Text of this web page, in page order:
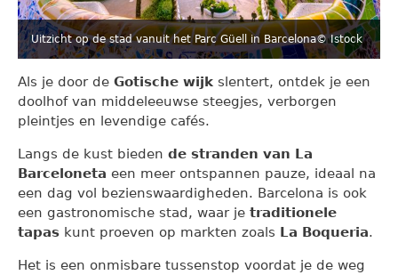
Uitzicht op de stad vanuit het Parc Güell in Barcelona© Istock
Als je door de Gotische wijk slentert, ontdek je een
doolhof van middeleeuwse steegjes, verborgen
pleintjes en levendige cafés.
Langs de kust bieden de stranden van La
Barceloneta een meer ontspannen pauze, ideaal na
een dag vol bezienswaardigheden. Barcelona is ook
een gastronomische stad, waar je traditionele
tapas kunt proeven op markten zoals La Boqueria.
Het is een onmisbare tussenstop voordat je de weg